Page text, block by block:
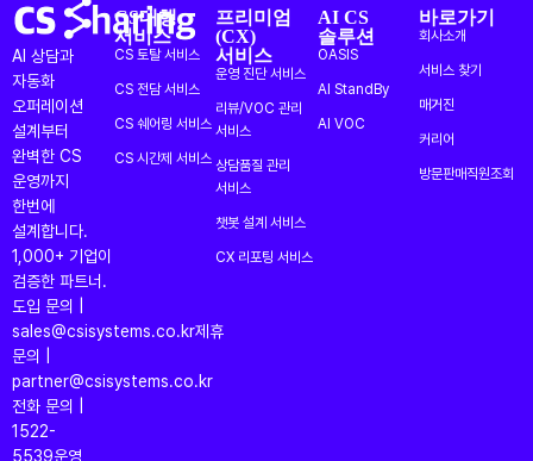
AI 상담과
자동화
오퍼레이션
설계부터
완벽한 CS
운영까지
한번에
설계합니다.
1,000+ 기업이
검증한 파트너.
도입 문의 |
sales@csisystems.co.kr제휴
문의 |
partner@csisystems.co.kr
전화 문의 |
1522-
5539운영
CS대행
서비스
CS 토탈 서비스
CS 전담 서비스
CS 쉐어링 서비스
CS 시간제 서비스
프리미엄
(CX)
서비스
운영 진단 서비스
리뷰/VOC 관리
서비스
상담품질 관리
서비스
챗봇 설계 서비스
CX 리포팅 서비스
AI CS
솔루션
OASIS
AI StandBy
AI VOC
바로가기
회사소개
서비스 찾기
매거진
커리어
방문판매직원조회